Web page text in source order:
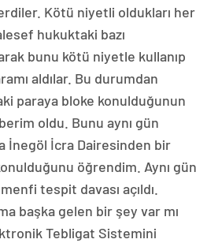
Kötü niyetli oldukları her
hukuktaki bazı
bunu kötü niyetle kullanıp
aldılar. Bu durumdan
paraya bloke konulduğunun
oldu. Bunu aynı gün
İnegöl İcra Dairesinden bir
öğrendim. Aynı gün
tespit davası açıldı.
başka gelen bir şey var mı
Tebligat Sistemini